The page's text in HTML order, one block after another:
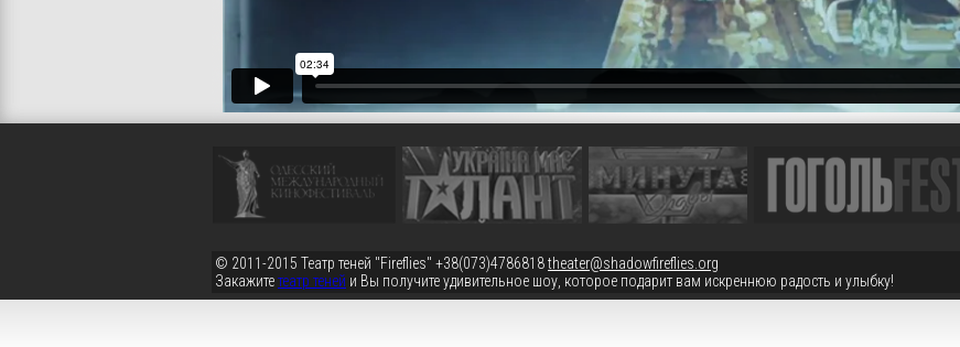
© 2011-2015 Театр теней "Fireflies" +38(073)4786818theater@shadowfireflies.org
Закажитетеатр теней и Вы получите удивительное шоу, которое подарит вам искреннюю радость и улыбку!